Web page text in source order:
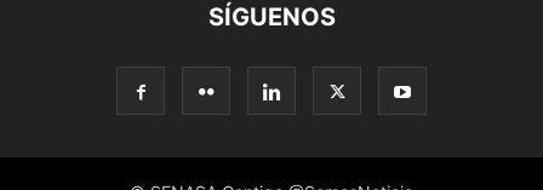
SÍGUENOS